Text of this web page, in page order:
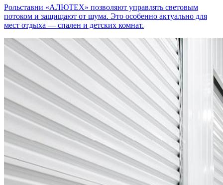
Рольставни «АЛЮТЕХ» позволяют управлять световым
потоком и защищают от шума. Это особенно актуально для
мест отдыха — спален и детских комнат.